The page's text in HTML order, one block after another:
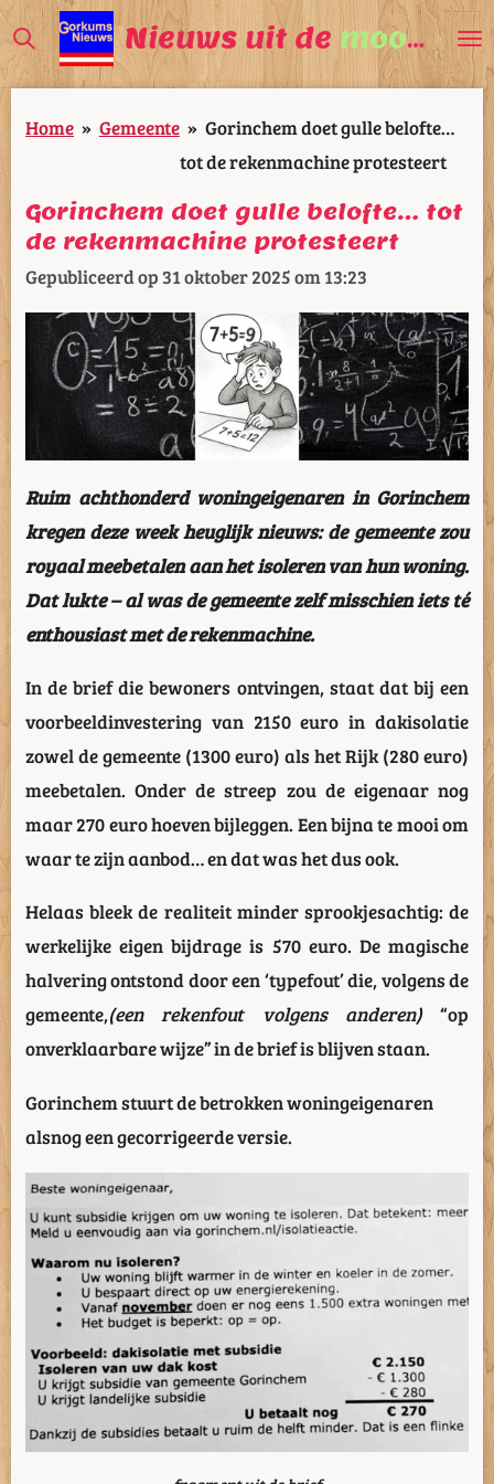
Ga
direct
naar
de
Nieuws uit de mooiste
Home » Gemeente » Gorinchem doet gulle belofte…
tot de rekenmachine protesteert
Gorinchem doet gulle belofte… tot
de rekenmachine protesteert
Gepubliceerd op 31 oktober 2025 om 13:23
Ruim achthonderd woningeigenaren in Gorinchem
kregen deze week heuglijk nieuws: de gemeente zou
royaal meebetalen aan het isoleren van hun woning.
Dat lukte – al was de gemeente zelf misschien iets té
enthousiast met de rekenmachine.
In de brief die bewoners ontvingen, staat dat bij een
voorbeeldinvestering van 2150 euro in dakisolatie
zowel de gemeente (1300 euro) als het Rijk (280 euro)
meebetalen. Onder de streep zou de eigenaar nog
maar 270 euro hoeven bijleggen. Een bijna te mooi om
waar te zijn aanbod… en dat was het dus ook.
Helaas bleek de realiteit minder sprookjesachtig: de
werkelijke eigen bijdrage is 570 euro. De magische
halvering ontstond door een ‘typefout’ die, volgens de
gemeente,(een rekenfout volgens anderen)“op
onverklaarbare wijze” in de brief is blijven staan.
Gorinchem stuurt de betrokken woningeigenaren
alsnog een gecorrigeerde versie.